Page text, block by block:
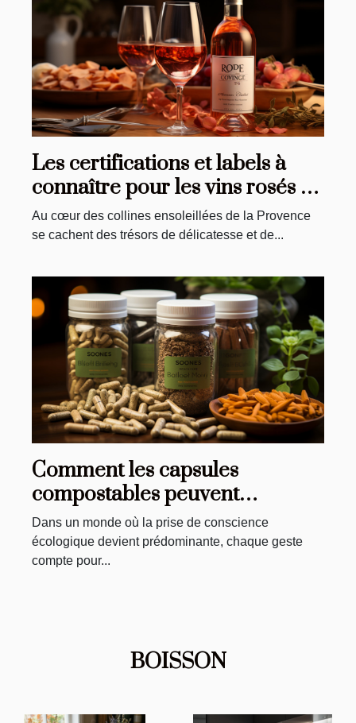
Les certifications et labels à
connaître pour les vins rosés de
Provence
Au cœur des collines ensoleillées de la Provence
se cachent des trésors de délicatesse et de...
Comment les capsules
compostables peuvent
contribuer à une alimentation
durable
Dans un monde où la prise de conscience
écologique devient prédominante, chaque geste
compte pour...
BOISSON